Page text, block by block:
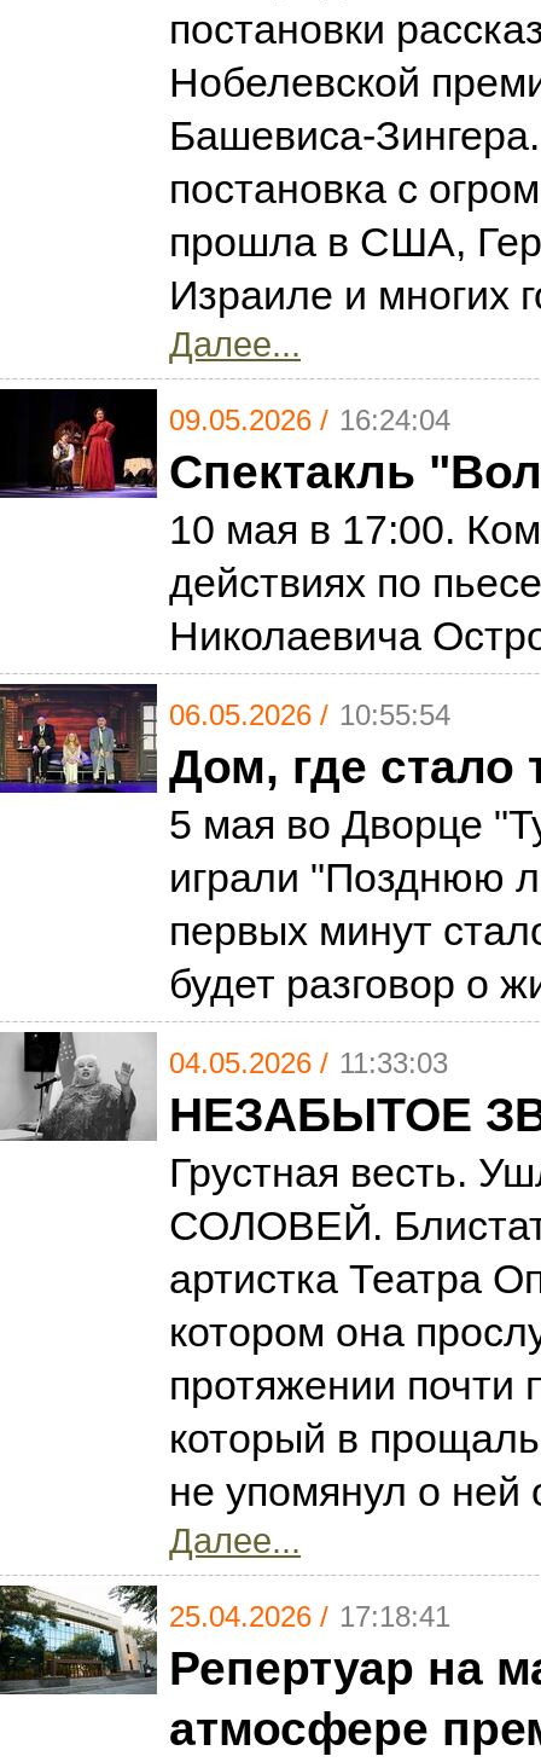
постановки
Нобелевской
Башевиса-
постановка с
прошла в США,
Израиле и многих
Далее...
09.05.2026 / 16:24:04
Спектакль
10 мая в 17:00.
действиях по
Николаевича
06.05.2026 / 10:55:54
Дом, где стало
5 мая во Дворце
играли "Позднюю
первых минут
будет разговор о
04.05.2026 / 11:33:03
НЕЗАБЫТОЕ
Грустная весть.
СОЛОВЕЙ.
артистка Театра
котором она
протяжении почти
который в
не упомянул о
Далее...
25.04.2026 / 17:18:41
Репертуар на
атмосфере